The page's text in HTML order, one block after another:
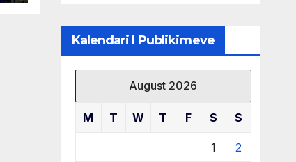
Kalendari I Publikimeve
August 2026
M T W T F S S
1 2